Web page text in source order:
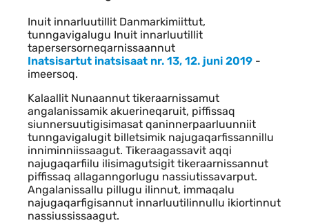
Inuit innarluutillit Danmarkimiittut,
tunngavigalugu Inuit innarluutillit
tapersersorneqarnissaannut
Inatsisartut inatsisaat nr. 13, 12. juni 2019 -
imeersoq.
Kalaallit Nunaannut tikeraarnissamut
angalanissamik akuerineqaruit, piffissaq
siunnersuutigisimasat qaninnerpaarluunniit
tunngavigalugit billetsimik najugaqarfissannillu
inniminniissaagut. Tikeraagassavit aqqi
najugaqarfiilu ilisimagutsigit tikeraarnissannut
piffissaq allaganngorlugu nassiutissavarput.
Angalanissallu pillugu ilinnut, immaqalu
najugaqarfigisannut innarluutilinnullu ikiortinnut
nassiussissaagut.